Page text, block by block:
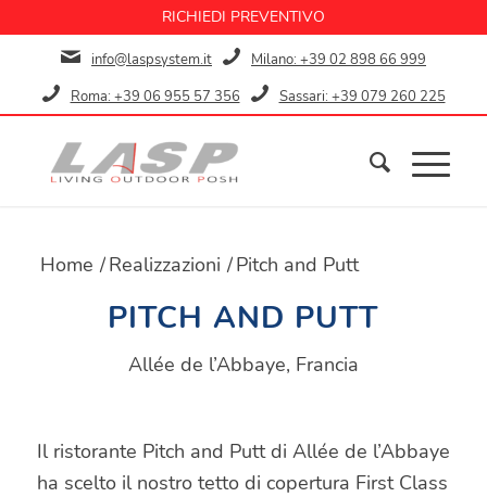
RICHIEDI PREVENTIVO
info@laspsystem.it
Milano: +39 02 898 66 999
Roma: +39 06 955 57 356
Sassari: +39 079 260 225
Home /Realizzazioni /Pitch and Putt
PITCH AND PUTT
Allée de l’Abbaye, Francia
Il ristorante Pitch and Putt di Allée de l’Abbaye
ha scelto il nostro tetto di copertura First Class